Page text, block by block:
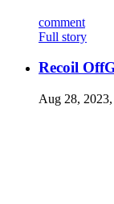
comment
Full story
Recoil
Aug 28,